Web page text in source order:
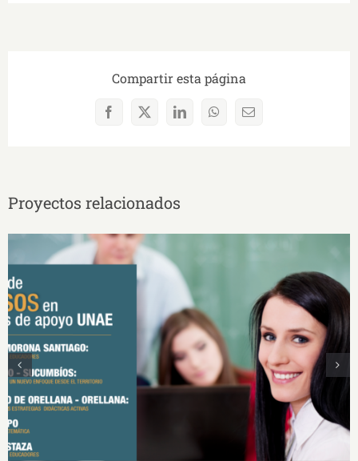
Compartir esta página
Facebook
X LinkedInWhatsAppCorreo
Proyectos relacionados
Cursos en Centros de Apoyo UNAE